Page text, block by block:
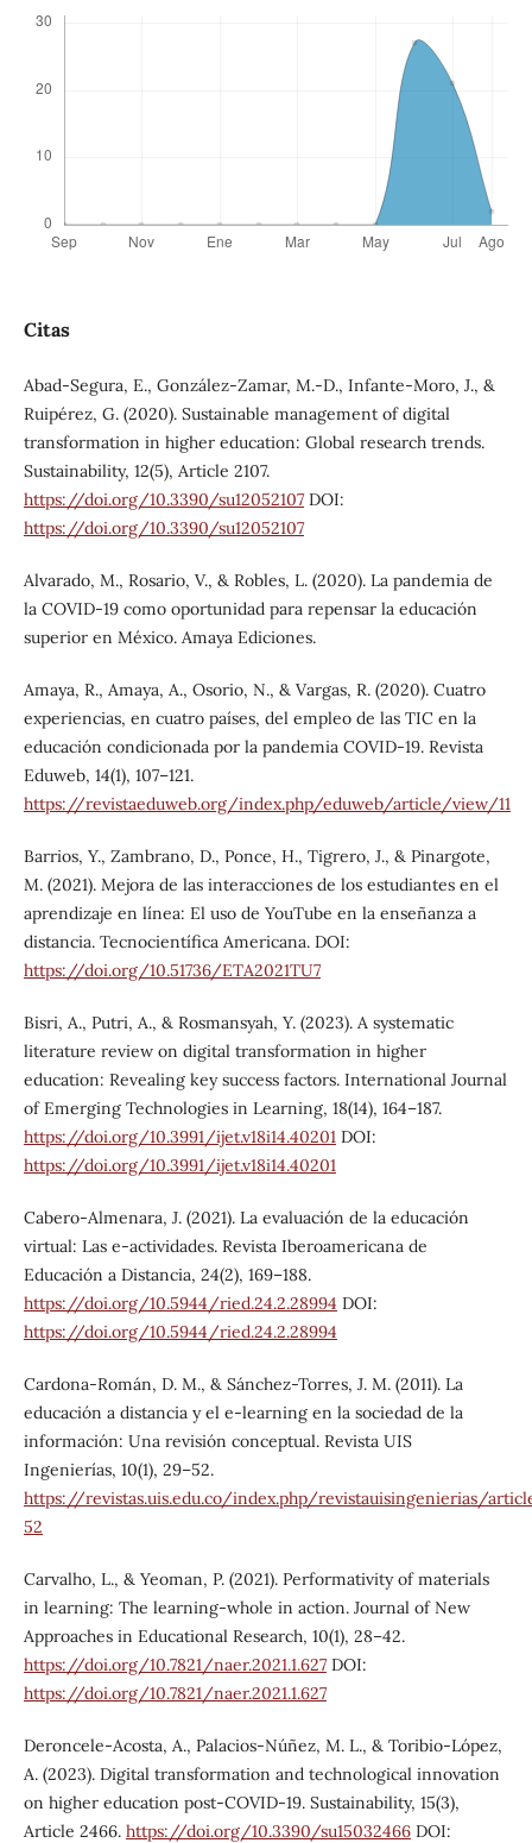
Citas
Abad-Segura, E., González-Zamar, M.-D., Infante-Moro, J., &
Ruipérez, G. (2020). Sustainable management of digital
transformation in higher education: Global research trends.
Sustainability, 12(5), Article 2107.
https://doi.org/10.3390/su12052107DOI:
https://doi.org/10.3390/su12052107
Alvarado, M., Rosario, V., & Robles, L. (2020). La pandemia de
la COVID-19 como oportunidad para repensar la educación
superior en México. Amaya Ediciones.
Amaya, R., Amaya, A., Osorio, N., & Vargas, R. (2020). Cuatro
experiencias, en cuatro países, del empleo de las TIC en la
educación condicionada por la pandemia COVID-19. Revista
Eduweb, 14(1), 107–121.
https://revistaeduweb.org/index.php/eduweb/article/view/11
Barrios, Y., Zambrano, D., Ponce, H., Tigrero, J., & Pinargote,
M. (2021). Mejora de las interacciones de los estudiantes en el
aprendizaje en línea: El uso de YouTube en la enseñanza a
distancia. Tecnocientífica Americana. DOI:
https://doi.org/10.51736/ETA2021TU7
Bisri, A., Putri, A., & Rosmansyah, Y. (2023). A systematic
literature review on digital transformation in higher
education: Revealing key success factors. International Journal
of Emerging Technologies in Learning, 18(14), 164–187.
https://doi.org/10.3991/ijet.v18i14.40201DOI:
https://doi.org/10.3991/ijet.v18i14.40201
Cabero-Almenara, J. (2021). La evaluación de la educación
virtual: Las e-actividades. Revista Iberoamericana de
Educación a Distancia, 24(2), 169–188.
https://doi.org/10.5944/ried.24.2.28994 DOI:
https://doi.org/10.5944/ried.24.2.28994
Cardona-Román, D. M., & Sánchez-Torres, J. M. (2011). La
educación a distancia y el e-learning en la sociedad de la
información: Una revisión conceptual. Revista UIS
Ingenierías, 10(1), 29–52.
https://revistas.uis.edu.co/index.php/revistauisingenierias/
52
Carvalho, L., & Yeoman, P. (2021). Performativity of materials
in learning: The learning-whole in action. Journal of New
Approaches in Educational Research, 10(1), 28–42.
https://doi.org/10.7821/naer.2021.1.627DOI:
https://doi.org/10.7821/naer.2021.1.627
Deroncele-Acosta, A., Palacios-Núñez, M. L., & Toribio-López,
A. (2023). Digital transformation and technological innovation
on higher education post-COVID-19. Sustainability, 15(3),
Article 2466. https://doi.org/10.3390/su15032466DOI: